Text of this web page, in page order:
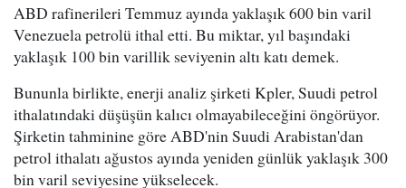
ABD rafinerileri Temmuz ayında yaklaşık 600 bin varil
Venezuela petrolü ithal etti. Bu miktar, yıl başındaki
yaklaşık 100 bin varillik seviyenin altı katı demek.
Bununla birlikte, enerji analiz şirketi Kpler, Suudi petrol
ithalatındaki düşüşün kalıcı olmayabileceğini öngörüyor.
Şirketin tahminine göre ABD'nin Suudi Arabistan'dan
petrol ithalatı ağustos ayında yeniden günlük yaklaşık 300
bin varil seviyesine yükselecek.